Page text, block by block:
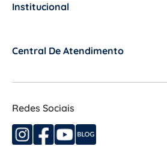
Institucional
Central De Atendimento
Redes Sociais